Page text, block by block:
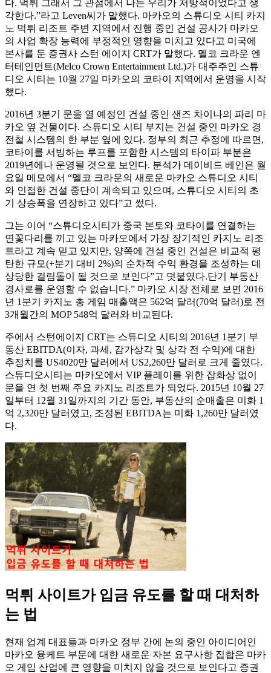
다. 먹튀 그래서 그 관점에서 나는 우리가 처방적이었다고 생
각한다.”라고 Leven씨가 말했다. 마카오의 스튜디오 시티 카지
노 먹튀 리조트 주변 지역에서 진행 중인 건설 공사가 마카오
의 사업 확장 능력에 부정적인 영향을 미치고 있다고 미국에
본사를 둔 증권사 스턴 에이지 CRT가 말했다. 멜코 크라운 엔
터테인먼트(Melco Crown Entertainment Ltd.)가 대주주인 스튜
디오 시티는 10월 27일 마카오의 코타이 지역에서 운영을 시작
했다.
2016년 3분기 문을 열 예정인 건설 중인 샌즈 차이나의 파리 마
카오 옆 건물이다. 스튜디오 시티 부지는 건설 중인 마카오 경
전철 시스템의 한 부분 옆에 있다. 정부의 최근 추정에 따르면,
코타이를 서빙하는 루프를 포함한 시스템의 타이파 부분은
2019년에나 운영될 것으로 보인다. 분석가 데이비드 베인은 월
요일 메모에서 “멜코 크라운의 새로운 마카오 스튜디오 시티
와 인접한 건설 중단이 계속되고 있으며, 스튜디오 시티의 초
기 상승폭을 연장하고 있다”고 썼다.
그는 이어 “스튜디오시티가 중국 본토와 코타이를 연결하는
연꽃다리를 끼고 있는 마카오에서 가장 장기적인 카지노 리조
트라고 계속 믿고 있지만, 양쪽에 건설 중인 건설은 비교적 평
탄한 규모(+분기 대비 2%)의 순차적 수익 환경을 조성하는 데
상당한 걸림돌이 될 것으로 보인다”고 덧붙였다.단기 부동산
경사로를 운영할 수 없습니다.” 마카오 시장 전체로 보면 2016
년 1분기 카지노 총 게임 매출액은 562억 달러(70억 달러)로 전
3개월간의 MOP 548억 달러와 비교된다.
주에서 스턴에이지 CRT는 스튜디오 시티의 2016년 1분기 부
동산 EBITDA(이자, 과세, 감가상각 및 상각 전 수익)에 대한
추정치를 US4020만 달러에서 US2,260만 달러로 크게 줄였다.
스튜디오시티는 마카오에서 VIP 플레이를 위한 잡화상 없이
문을 연 첫 번째 주요 카지노 리조트가 되었다. 2015년 10월 27
일부터 12월 31일까지의 기간 동안, 부동산의 순매출은 미화 1
억 2,320만 달러였고, 조정된 EBITDA는 미화 1,260만 달러였
다.
먹튀 사이트가 입금 유도를 할 때 대처하
는 법
현재 업계 대표들과 마카오 정부 간에 논의 중인 아이디어인
마카오 융케트 부문에 대한 새로운 자본 요구사항 집합은 마카
오 게임 산업에 큰 영향을 미치지 않을 것으로 보인다고 증권